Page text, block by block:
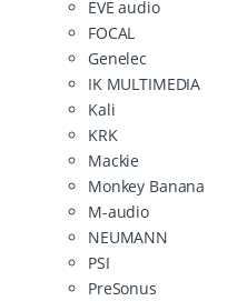
EVE audio
FOCAL
Genelec
IK MULTIMEDIA
Kali
KRK
Mackie
Monkey Banana
M-audio
NEUMANN
PSI
PreSonus